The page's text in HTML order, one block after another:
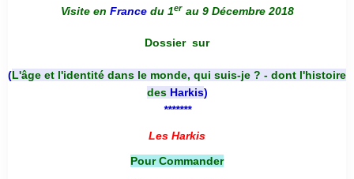
Visite en France du 1er au 9 Décembre 2018
Dossier sur
(L'âge et l'identité dans le monde, qui suis-je ? - dont l'histoire
des Harkis)
*******
Les Harkis
Pour Commander